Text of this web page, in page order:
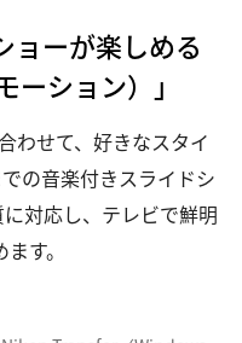
ョーが楽しめる
ション）」
わせて、好きなスタイ
の音楽付きスライドシ
対応し、テレビで鮮明
す。